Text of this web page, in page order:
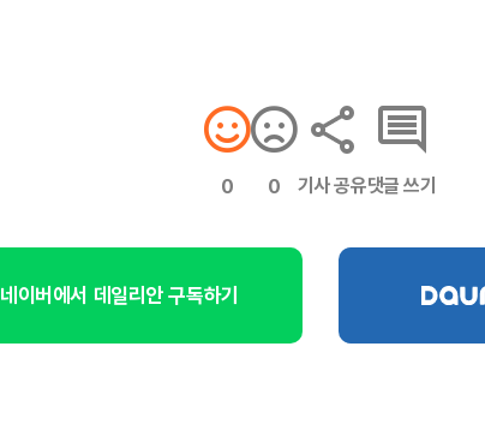
0 0 기사 공유댓글 쓰기
네이버에서 데일리안 구독하기